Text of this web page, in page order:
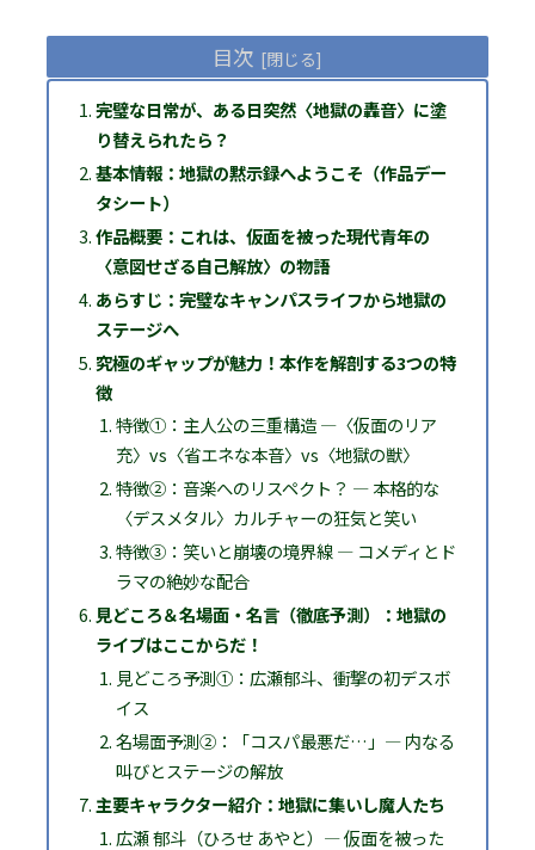
目次
完璧な日常が、ある日突然〈地獄の轟音〉に塗
り替えられたら？
基本情報：地獄の黙示録へようこそ（作品デー
タシート）
作品概要：これは、仮面を被った現代青年の
〈意図せざる自己解放〉の物語
あらすじ：完璧なキャンパスライフから地獄の
ステージへ
究極のギャップが魅力！本作を解剖する3つの特
徴
特徴①：主人公の三重構造 ―〈仮面のリア
充〉vs〈省エネな本音〉vs〈地獄の獣〉
特徴②：音楽へのリスペクト？ ― 本格的な
〈デスメタル〉カルチャーの狂気と笑い
特徴③：笑いと崩壊の境界線 ― コメディとド
ラマの絶妙な配合
見どころ＆名場面・名言（徹底予測）：地獄の
ライブはここからだ！
見どころ予測①：広瀬郁斗、衝撃の初デスボ
イス
名場面予測②：「コスパ最悪だ…」― 内なる
叫びとステージの解放
主要キャラクター紹介：地獄に集いし魔人たち
広瀬 郁斗（ひろせ あやと）― 仮面を被った